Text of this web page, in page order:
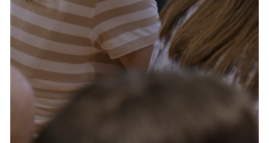
Servizi e accessibilità
Contatti
FAQ
Biglietti